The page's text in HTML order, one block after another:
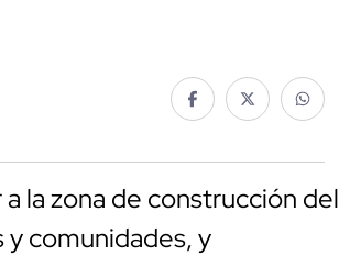
la zona de construcción del
y comunidades, y